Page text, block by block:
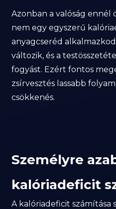
Azonban a valóság ennél
nem egy egyszerű
anyagcseréd
változik, és a
fogyást. Ezért fontos
zsírvesztés lassabb
csökkenés.
Személyre
kalóriadeficit
A kalóriadeficit számítása